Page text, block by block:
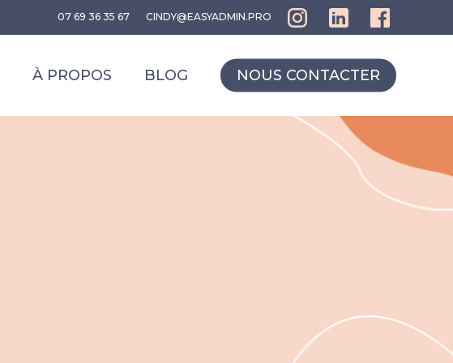
07 69 36 35 67 CINDY@EASYADMIN.PRO
À PROPOS BLOG NOUS CONTACTER